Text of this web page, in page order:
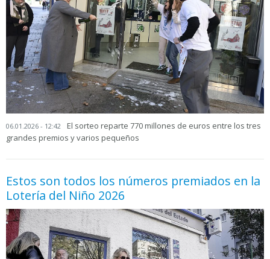
06.01.2026 - 12:42
El sorteo reparte 770 millones de euros entre los tres
grandes premios y varios pequeños
Estos son todos los números premiados en la
Lotería del Niño 2026